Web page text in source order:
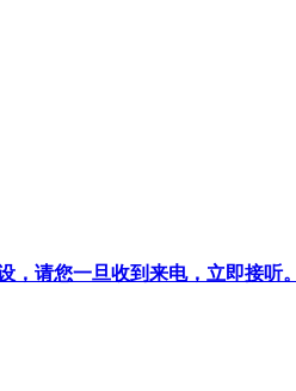
，请您一旦收到来电，立即接听。